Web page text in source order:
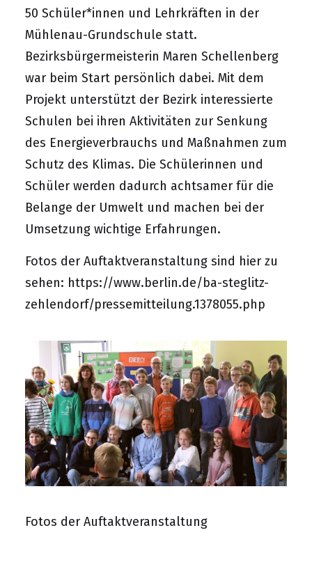
50 Schüler*innen und Lehrkräften in der
Mühlenau-Grundschule statt.
Bezirksbürgermeisterin Maren Schellenberg
war beim Start persönlich dabei. Mit dem
Projekt unterstützt der Bezirk interessierte
Schulen bei ihren Aktivitäten zur Senkung
des Energieverbrauchs und Maßnahmen zum
Schutz des Klimas. Die Schülerinnen und
Schüler werden dadurch achtsamer für die
Belange der Umwelt und machen bei der
Umsetzung wichtige Erfahrungen.
Fotos der Auftaktveranstaltung sind hier zu
sehen: https://www.berlin.de/ba-steglitz-
zehlendorf/pressemitteilung.1378055.php
Fotos der Auftaktveranstaltung